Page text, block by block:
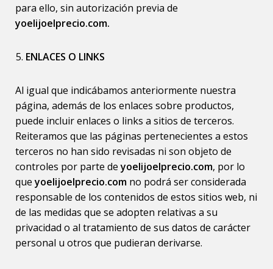
para ello, sin autorización previa de
yoelijoelprecio.com.
ENLACES O LINKS
Al igual que indicábamos anteriormente nuestra
página, además de los enlaces sobre productos,
puede incluir enlaces o links a sitios de terceros.
Reiteramos que las páginas pertenecientes a estos
terceros no han sido revisadas ni son objeto de
controles por parte deyoelijoelprecio.com, por lo
queyoelijoelprecio.com no podrá ser considerada
responsable de los contenidos de estos sitios web, ni
de las medidas que se adopten relativas a su
privacidad o al tratamiento de sus datos de carácter
personal u otros que pudieran derivarse.